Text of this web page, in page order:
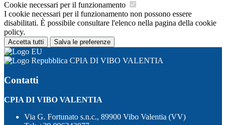
Cookie necessari per il funzionamento
I cookie necessari per il funzionamento non possono essere
disabilitati. È possibile consultare l'elenco nella pagina della cookie
policy.
Accetta tutti Salva le preferenze
CPIA DI VIBO VALENTIA
Contatti
CPIA DI VIBO VALENTIA
Via G. Fortunato s.n.c., 89900 Vibo Valentia (VV)